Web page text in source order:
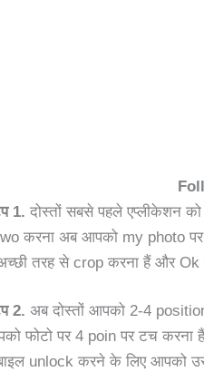
1. दोस्तों सबसे पहले एप्लीकेशन
करना अब आपको my photo
तरह से crop करना हैं और Ok
2. अब दोस्तों आपको 2-4
फोटो पर 4 poin पर टच
unlock करने के लिए आपको